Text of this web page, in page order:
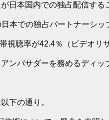
日本国内での独占配信する
本での独占パートナーシッ
聴率が42.4％（ビデオリ
ンバサダーを務めるディ
下の通り。